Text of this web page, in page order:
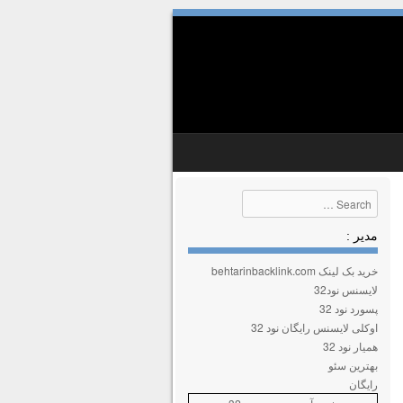
Search
مدیر :
خرید بک لینک behtarinbacklink.com
لایسنس نود32
پسورد نود 32
اوکلی لایسنس رایگان نود 32
همیار نود 32
بهترین سئو
رایگان